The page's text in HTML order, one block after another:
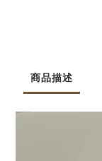
商品描述